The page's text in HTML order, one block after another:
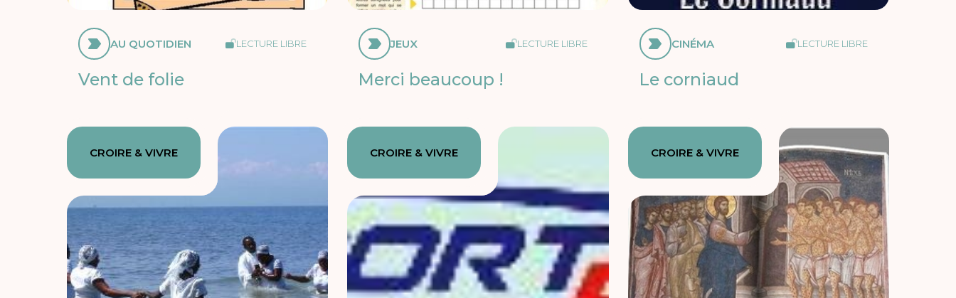
AU QUOTIDIEN LECTURE LIBRE
Vent de folie
JEUX LECTURE LIBRE
Merci beaucoup !
CINÉMA LECTURE LIBRE
Le corniaud
CROIRE & VIVRE CROIRE & VIVRE CROIRE & VIVRE